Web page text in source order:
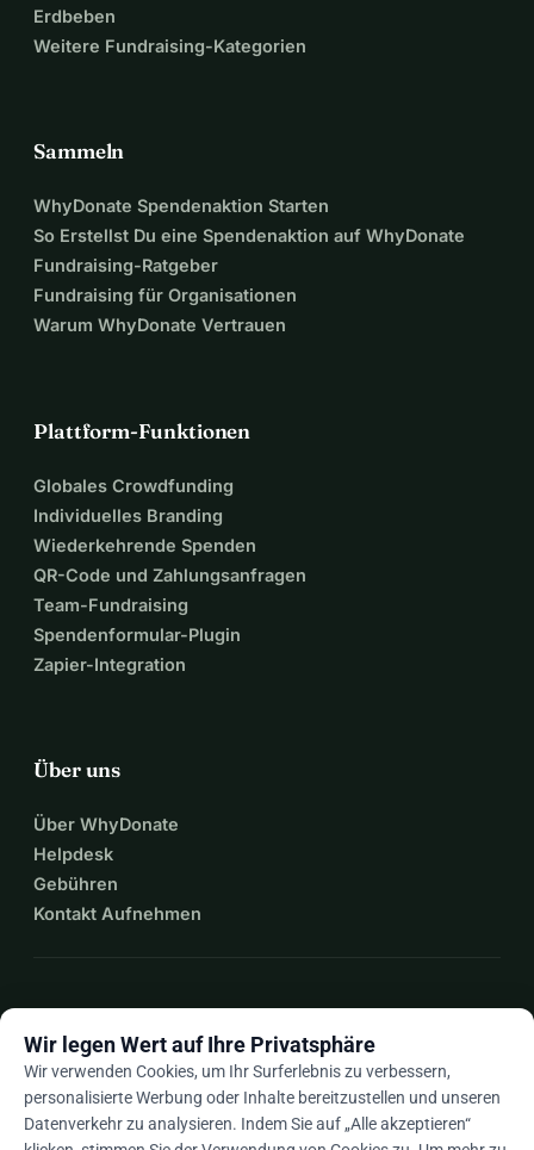
Erdbeben
Weitere Fundraising-Kategorien
Sammeln
WhyDonate Spendenaktion Starten
So Erstellst Du eine Spendenaktion auf WhyDonate
Fundraising-Ratgeber
Fundraising für Organisationen
Warum WhyDonate Vertrauen
Plattform-Funktionen
Globales Crowdfunding
Individuelles Branding
Wiederkehrende Spenden
QR-Code und Zahlungsanfragen
Team-Fundraising
Spendenformular-Plugin
Zapier-Integration
Über uns
Über WhyDonate
Helpdesk
Gebühren
Kontakt Aufnehmen
Wir legen Wert auf Ihre Privatsphäre
Wir verwenden Cookies, um Ihr Surferlebnis zu verbessern,
personalisierte Werbung oder Inhalte bereitzustellen und unseren
Datenverkehr zu analysieren. Indem Sie auf „Alle akzeptieren“